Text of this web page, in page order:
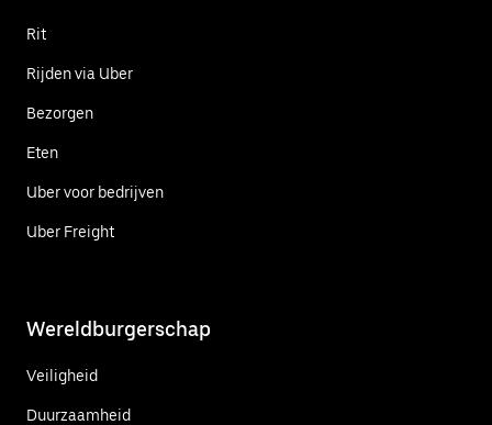
Rit
Rijden via Uber
Bezorgen
Eten
Uber voor bedrijven
Uber Freight
Wereldburgerschap
Veiligheid
Duurzaamheid